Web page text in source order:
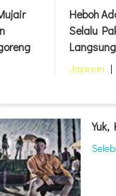
Heboh
Selalu
Jajanan |